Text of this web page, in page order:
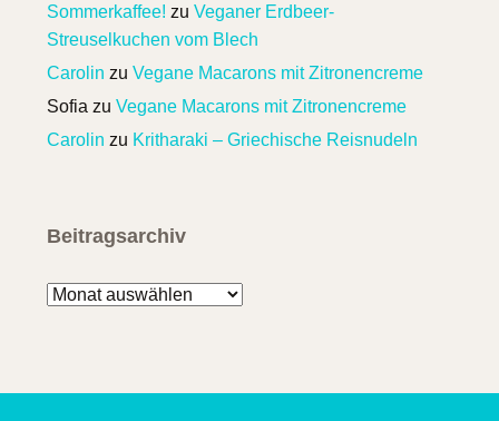
Sommerkaffee! zu Veganer Erdbeer-
Streuselkuchen vom Blech
Carolin zu Vegane Macarons mit Zitronencreme
Sofia zu Vegane Macarons mit Zitronencreme
Carolin zu Kritharaki – Griechische Reisnudeln
Beitragsarchiv
Beitragsarchiv